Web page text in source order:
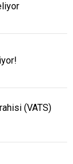
(VATS)